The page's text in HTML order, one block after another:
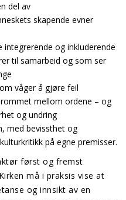
del av
skapende evner
og inkluderende
til samarbeid og som ser
våger å gjøre feil
mellom ordene – og
og undring
med bevissthet og
på egne premisser.
først og fremst
må i praksis vise at
og innsikt av en